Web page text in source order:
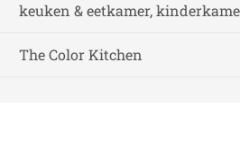
keuken & eetkamer,
The Color Kitchen